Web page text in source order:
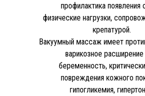
профилактика появления
физические нагрузки,
крепатурой.
Вакуумный массаж имеет
варикозное расширение
беременность,
повреждения кожного
гипогликемия,